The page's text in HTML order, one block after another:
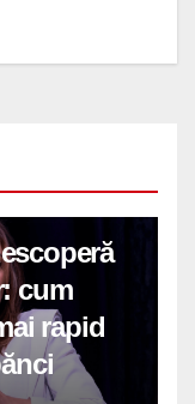
cum
rapid